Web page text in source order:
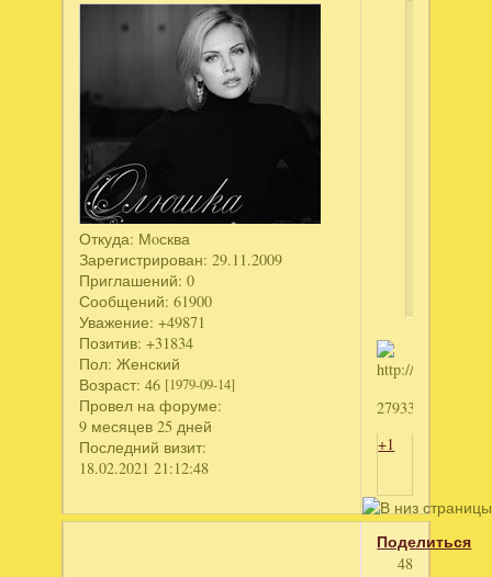
Откуда: Мoсква
Зарегистрирован: 29.11.2009
Приглашений: 0
Сообщений: 61900
Уважение: +49871
Позитив: +31834
Пол: Женский
Возраст: 46 [1979-09-14]
Провел на форуме:
9 месяцев 25 дней
Последний визит:
18.02.2021 21:12:48
2793363550
+1
Поделиться
48